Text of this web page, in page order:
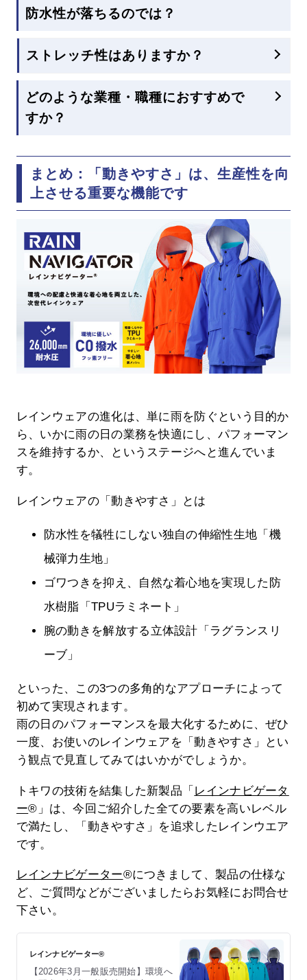
防水性が落ちるのでは？
ストレッチ性はありますか？
どのような業種・職種におすすめで
すか？
まとめ：「動きやすさ」は、生産性を向
上させる重要な機能です
レインウェアの進化は、単に雨を防ぐという目的か
ら、いかに雨の日の業務を快適にし、パフォーマン
スを維持するか、というステージへと進んでいま
す。
レインウェアの「動きやすさ」とは
防水性を犠牲にしない独自の伸縮性生地「機
械弾力生地」
ゴワつきを抑え、自然な着心地を実現した防
水樹脂「TPUラミネート」
腕の動きを解放する立体設計「ラグランスリ
ーブ」
といった、この3つの多角的なアプローチによって
初めて実現されます。
雨の日のパフォーマンスを最大化するために、ぜひ
一度、お使いのレインウェアを「動きやすさ」とい
う観点で見直してみてはいかがでしょうか。
トキワの技術を結集した新製品「 レインナビゲータ
ー®」は、今回ご紹介した全ての要素を高いレベル
で満たし、「動きやすさ」を追求したレインウエア
です。
レインナビゲーター®につきまして、製品の仕様な
ど、ご質問などがございましたらお気軽にお問合せ
下さい。
レインナビゲーター®
【2026年3月一般販売開始】環境へ